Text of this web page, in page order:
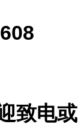
致电或